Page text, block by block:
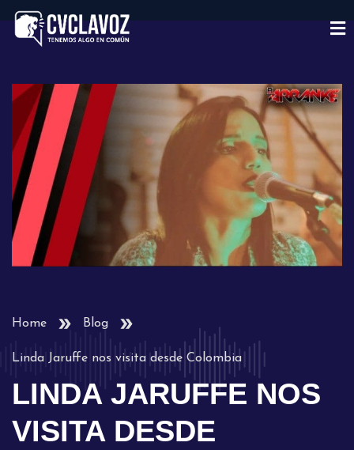
Home Blog
Linda Jaruffe nos visita desde Colombia
LINDA JARUFFE NOS
VISITA DESDE